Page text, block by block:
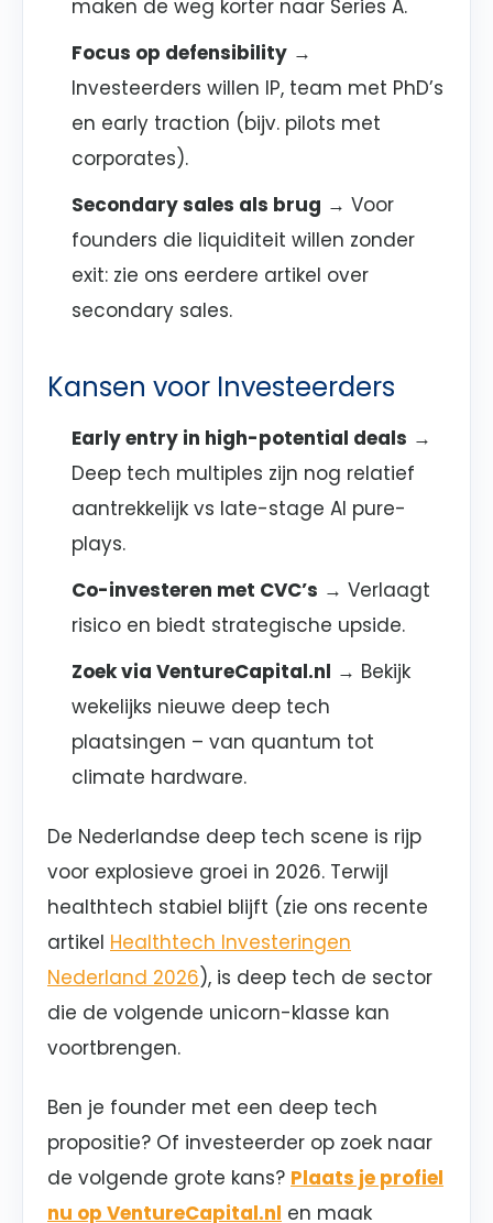
maken de weg korter naar Series A.
Focus op defensibility →
Investeerders willen IP, team met PhD’s
en early traction (bijv. pilots met
corporates).
Secondary sales als brug → Voor
founders die liquiditeit willen zonder
exit: zie ons eerdere artikel over
secondary sales.
Kansen voor Investeerders
Early entry in high-potential deals →
Deep tech multiples zijn nog relatief
aantrekkelijk vs late-stage AI pure-
plays.
Co-investeren met CVC’s → Verlaagt
risico en biedt strategische upside.
Zoek via VentureCapital.nl → Bekijk
wekelijks nieuwe deep tech
plaatsingen – van quantum tot
climate hardware.
De Nederlandse deep tech scene is rijp
voor explosieve groei in 2026. Terwijl
healthtech stabiel blijft (zie ons recente
artikel Healthtech Investeringen
Nederland 2026), is deep tech de sector
die de volgende unicorn-klasse kan
voortbrengen.
Ben je founder met een deep tech
propositie? Of investeerder op zoek naar
de volgende grote kans? Plaats je profiel
nu op VentureCapital.nl en maak